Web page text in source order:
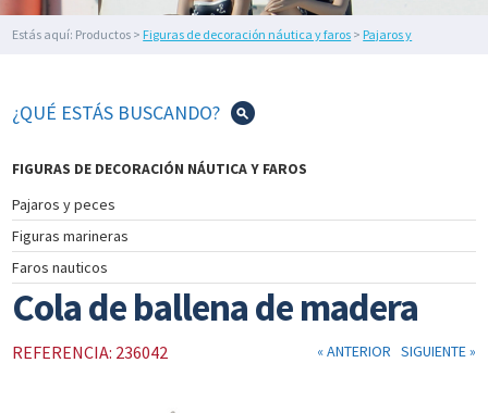
FAROS
HOGAR
MARINE
ILUMINACIÓN
NÁUTICA
INSTRUMENTOS
DE
NAVEGACIÓN
TEXTIL
NAUTICO
Estás aquí: Productos > Figuras de decoración náutica y faros > Pajaros y
¿QUÉ ESTÁS BUSCANDO?
FIGURAS DE DECORACIÓN NÁUTICA Y FAROS
Pajaros y peces
Figuras marineras
Faros nauticos
Cola de ballena de madera
REFERENCIA: 236042 « ANTERIOR SIGUIENTE »